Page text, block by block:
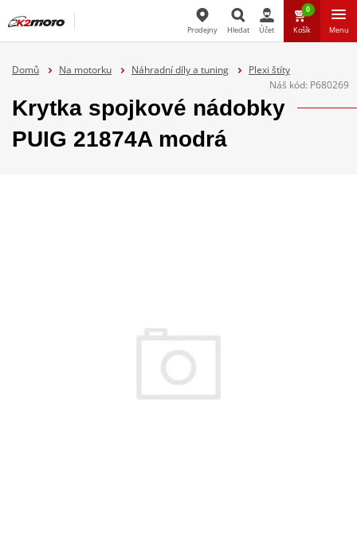
Prodejny Hledat Účet
0
Košík Menu
Domů Na motorku Náhradní díly a tuning
Plexi štíty
Náš kód: P680269
Krytka spojkové nádobky
PUIG 21874A modrá